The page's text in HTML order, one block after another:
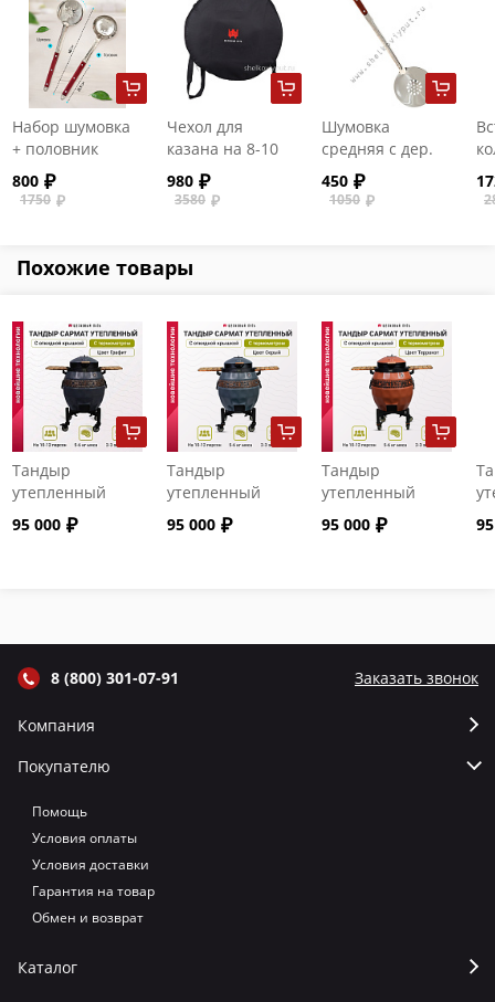
Набор шумовка
+ половник
(малый)
800
1750
Чехол для
казана на 8-10
литров
980
3580
Шумовка
средняя с дер.
ручкой для
казанов на 8-16
450
1050
Похожие товары
Тандыр
утепленный
"Сармат" с
откидной
95 000
Тандыр
утепленный
"Сармат" с
откидной
95 000
Тандыр
утепленный
"Сармат" с
откидной
95 000
8 (800) 301-07-91 Заказать звонок
Компания
Покупателю
Помощь
Условия оплаты
Условия доставки
Гарантия на товар
Обмен и возврат
Каталог